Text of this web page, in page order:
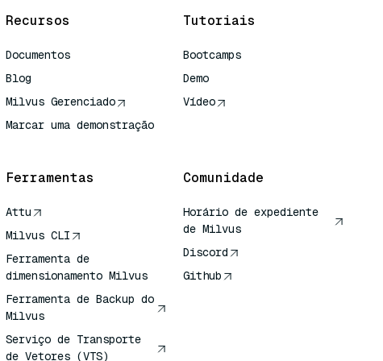
Recursos
Documentos
Blog
Milvus Gerenciado
Marcar uma demonstração
Tutoriais
Bootcamps
Demo
Vídeo
Ferramentas
Attu
Milvus CLI
Ferramenta de
dimensionamento Milvus
Ferramenta de Backup do
Milvus
Serviço de Transporte
de Vetores (VTS)
Comunidade
Horário de expediente
de Milvus
Discord
Github